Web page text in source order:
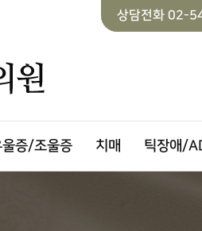
상담전화 02-
울증/조울증 치매 틱장애/